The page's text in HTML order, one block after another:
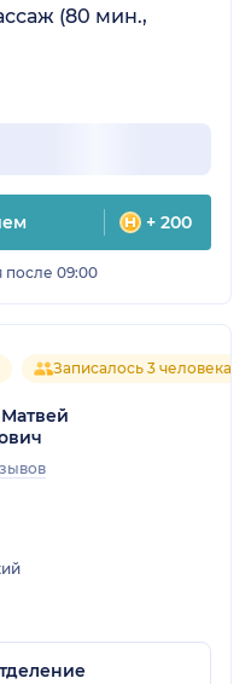
(80 мин.,
+ 200
после 09:00
Записалось 3 человека